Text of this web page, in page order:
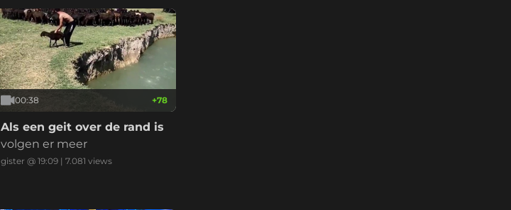
00:38 +78
Als een geit over de rand is
volgen er meer
gister @ 19:09 |7.081 views